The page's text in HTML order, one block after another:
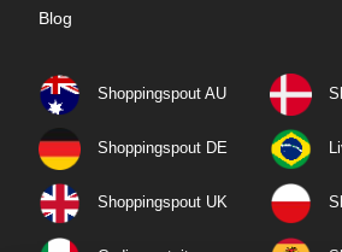
Blog
Shoppingspout AU
Shoppingspout DE
Shoppingspout UK